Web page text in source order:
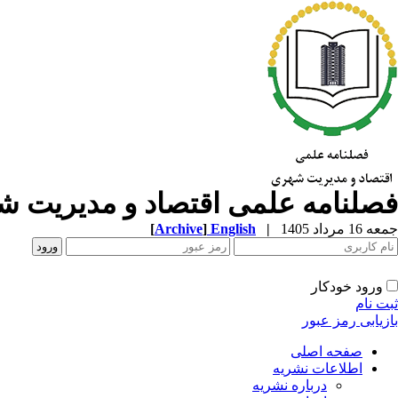
فصلنامه علمی اقتصاد و مدیریت
جمعه 16 مرداد 1405 |
English
[Archive]
ورود خودکار
ثبت نام
بازیابی رمز عبور
صفحه اصلی
اطلاعات نشریه
درباره نشریه